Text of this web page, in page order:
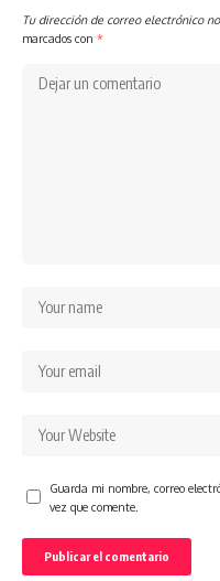
Tu dirección de correo electrónico
marcados con *
Guarda mi nombre, correo
vez que comente.